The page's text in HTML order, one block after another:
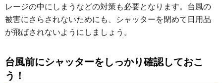
レージの中にしまうなどの対策も必要となります。台風の
被害にさらされないためにも、シャッターを閉めて日用品
が飛ばされないようにしましょう。
台風前にシャッターをしっかり確認しておこ
う！